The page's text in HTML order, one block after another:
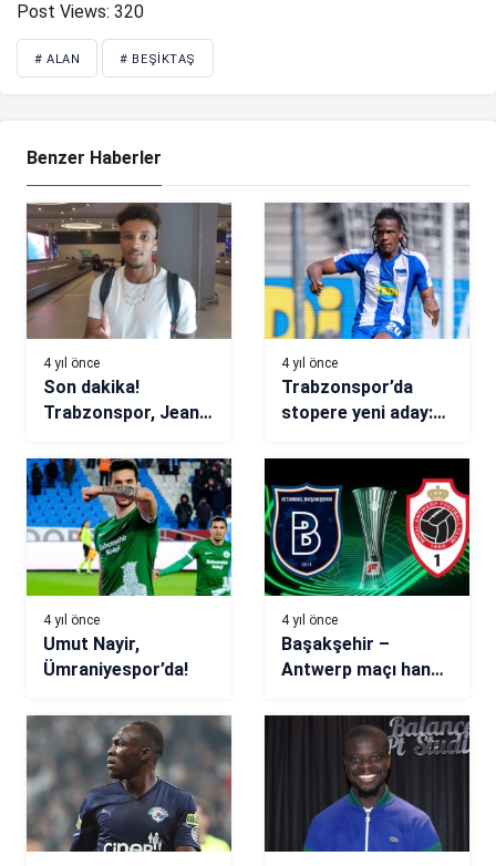
Post Views: 320
# ALAN # BEŞIKTAŞ
Benzer Haberler
4 yıl önce
Son dakika!
Trabzonspor, Jean-
transferini resmen
açıkladı
4 yıl önce
Trabzonspor’da
stopere yeni aday:
4 yıl önce
Umut Nayir,
Ümraniyespor’da!
4 yıl önce
Başakşehir –
Antwerp maçı hangi
kaçta? (Muhtemel